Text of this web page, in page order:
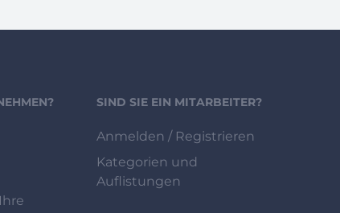
SIND SIE EIN MITARBEITER?
Anmelden / Registrieren
Kategorien und
Auflistungen